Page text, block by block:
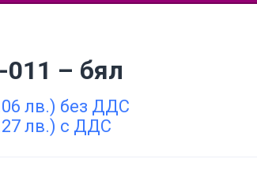
011 – бял
лв.) без ДДС
лв.) с ДДС